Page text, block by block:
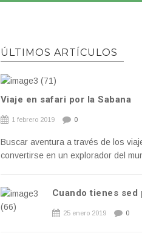
ÚLTIMOS ARTÍCULOS
Viaje en safari por la Sabana
1 febrero 2019 0
Buscar aventura a través de los
convertirse en un explorador del
Cuando tienes sed
25 enero 2019 0